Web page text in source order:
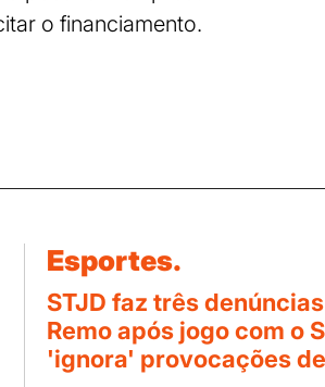
o financiamento.
Esportes.
STJD faz três
Remo após jogo com o
'ignora' provocações